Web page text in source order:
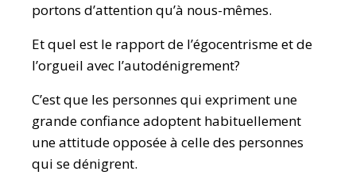
portons d’attention qu’à nous-mêmes.
Et quel est le rapport de l’égocentrisme et de
l’orgueil avec l’autodénigrement?
C’est que les personnes qui expriment une
grande confiance adoptent habituellement
une attitude opposée à celle des personnes
qui se dénigrent.